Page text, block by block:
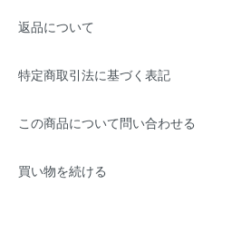
返品について
特定商取引法に基づく表記
この商品について問い合わせる
買い物を続ける